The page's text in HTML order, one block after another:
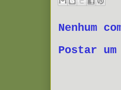
Nenhum
Postar